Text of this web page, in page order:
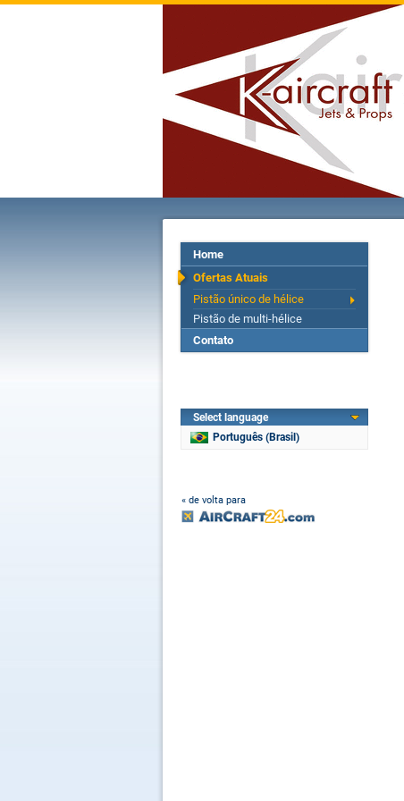
Home
Ofertas Atuais
Pistão único de hélice
Pistão de multi-hélice
Contato
Select language
Português (Brasil)
« de volta para